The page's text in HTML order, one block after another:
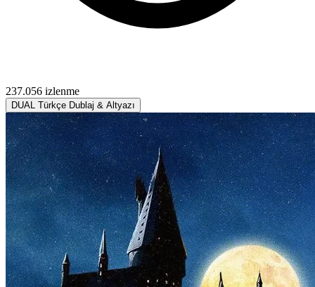
237.056 izlenme
DUAL Türkçe Dublaj & Altyazı